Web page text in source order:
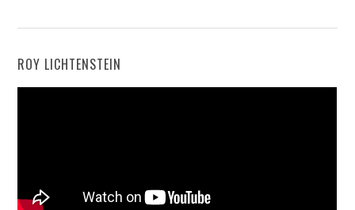
ROY LICHTENSTEIN